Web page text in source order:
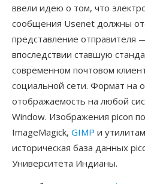
ввели идею о том, что
сообщения Usenet должны
представление отправителя
впоследствии ставшую
современном почтовом
социальной сети. Формат на
отображаемость на любой
Window. Изображения picon
ImageMagick, GIMP и
историческая база данных
Университета Индианы.